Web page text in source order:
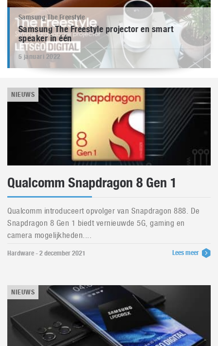
Samsung The Freestyle
Samsung The Freestyle projector en smart
speaker in één
5 januari 2022
NIEUWS
Qualcomm Snapdragon 8 Gen 1
Qualcomm introduceert opvolger van Snapdragon 888. De
Snapdragon 8 Gen 1 biedt vernieuwde 5G, gaming en
camera mogelijkheden....
Hardware - 2 december 2021 Lees meer
NIEUWS